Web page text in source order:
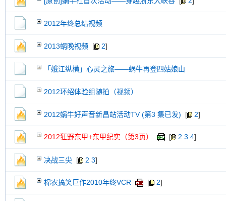
2012年终总结视频
2013蜗晚视频 [ 2]
「娥江纵横」心灵之旅——蜗牛再登四姑娘山
2012环绍体验组随拍（视频）
2012蜗牛好声音新昌站活动TV (第3 集已发) [ 2]
2012狂野东甲+东甲纪实（第3页） [ 2 3 4]
决战三尖 [ 2 3]
棉农搞笑巨作2010年终VCR [ 2]